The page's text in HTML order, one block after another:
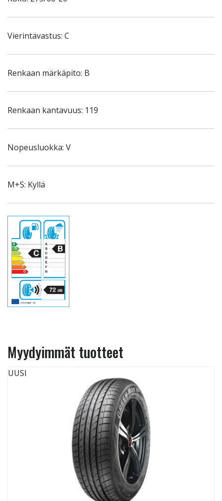
Vierintävastus: C
Renkaan märkäpito: B
Renkaan kantavuus: 119
Nopeusluokka: V
M+S: Kyllä
Myydyimmät tuotteet
UUSI